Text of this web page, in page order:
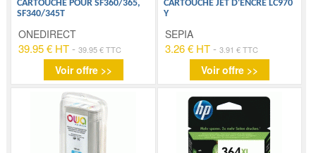
CARTOUCHE POUR SF360/365,
SF340/345T
ONEDIRECT
39.95 € HT -39.95 € TTC
Voir offre >>
CARTOUCHE JET D'ENCRE LC970
Y
SEPIA
3.26 € HT- 3.91 € TTC
Voir offre >>